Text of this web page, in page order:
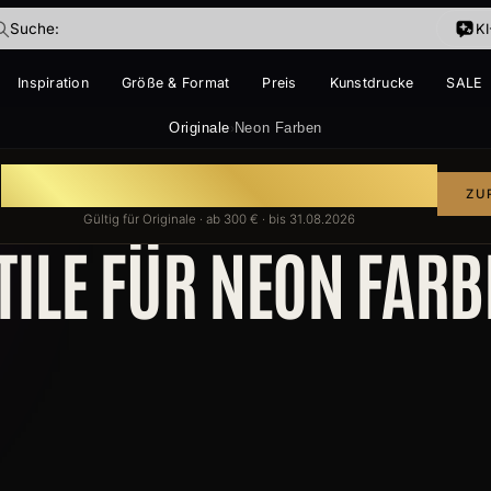
Inspiration Größe & Format Preis Kunstdrucke SALE
Suche:
Originale› Neon Farben
dabei?
vorschwebt – ich finde es.
Auf handgemalte Gemälde
Gültig für Originale · ab 300 € · bis 31.08.2026
FÜR NEON